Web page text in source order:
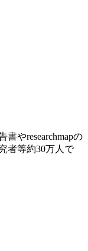
やresearchmapの
者等約30万人で